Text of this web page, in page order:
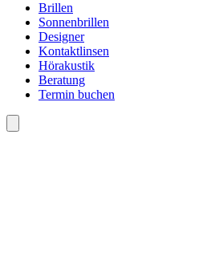
Brillen
Sonnenbrillen
Designer
Kontaktlinsen
Hörakustik
Beratung
Termin buchen